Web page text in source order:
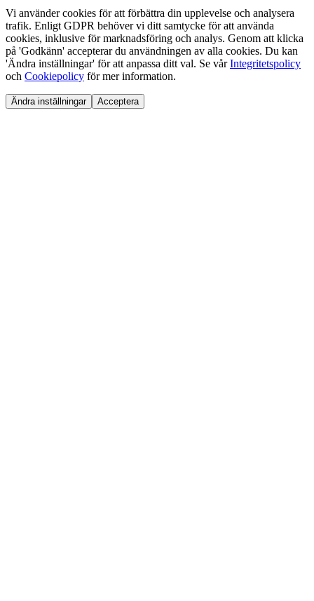
Vi använder cookies för att förbättra din upplevelse och analysera
trafik. Enligt GDPR behöver vi ditt samtycke för att använda
cookies, inklusive för marknadsföring och analys. Genom att klicka
på 'Godkänn' accepterar du användningen av alla cookies. Du kan
'Ändra inställningar' för att anpassa ditt val. Se vårIntegritetspolicy
och Cookiepolicy för mer information.
Ändra inställningar Acceptera